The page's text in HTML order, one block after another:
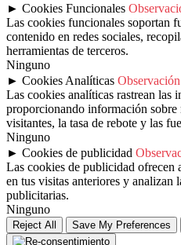
► Cookies Funcionales
Las cookies funcionales soportan
contenido en redes sociales,
herramientas de terceros.
Ninguno
► Cookies Analíticas Observación
Las cookies analíticas rastrean las
proporcionando información sobre
visitantes, la tasa de rebote y las
Ninguno
► Cookies de publicidad
Las cookies de publicidad ofrecen
en tus visitas anteriores y analizan
publicitarias.
Ninguno
Reject All Save My Preferences